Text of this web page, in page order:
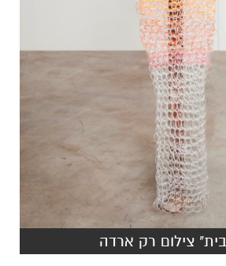
בית" צילום רק ארדה